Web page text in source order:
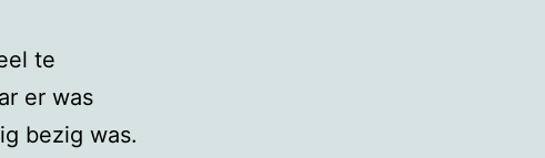
te
er was
bezig was.